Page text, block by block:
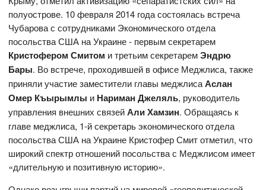
полуострове. 10 февраля 2014 года состоялась встреча
Чубарова с сотрудниками Экономического отдела
посольства США на Украине - первым секретарем
Кристофером Смитом и третьим секретаремЭндрю
Бары. Во встрече, проходившей в офисе Меджлиса, также
приняли участие заместители главы меджлисаАслан
Омер Къырымлы и Нариман Джеляль, руководитель
управления внешних связейАли Хамзин. Обращаясь к
главе меджлиса, 1-й секретарь экономического отдела
посольства США на Украине Кристофер Смит отметил, что
широкий спектр отношений посольства с Меджлисом имеет
«длительную и позитивную историю».